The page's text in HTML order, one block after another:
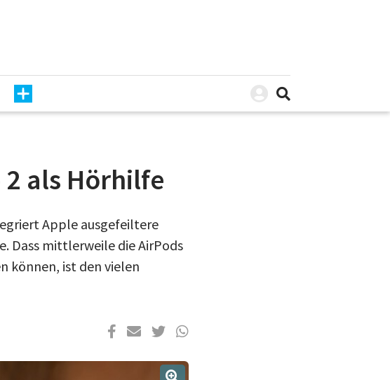
als Hörhilfe
Apple ausgefeiltere
Dass mittlerweile die AirPods
können, ist den vielen